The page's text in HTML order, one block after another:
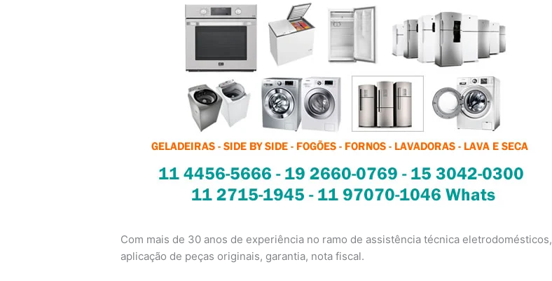
Com mais de 30 anos de experiência no ramo de assistência técnica eletrodomésticos,
aplicação de peças originais, garantia, nota fiscal.